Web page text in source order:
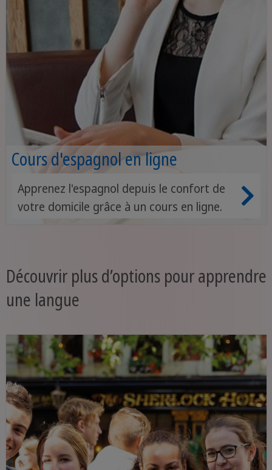
Cours d'espagnol en ligne
Apprenez l'espagnol depuis le confort de
votre domicile grâce à un cours en ligne.
Découvrir plus d’options pour apprendre
une langue